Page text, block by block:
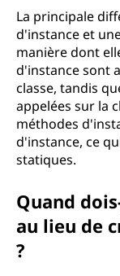
La principale
d'instance et
manière dont
d'instance sont
classe, tandis
appelées sur la
méthodes
d'instance, ce
statiques.
Quand
au lieu de
?